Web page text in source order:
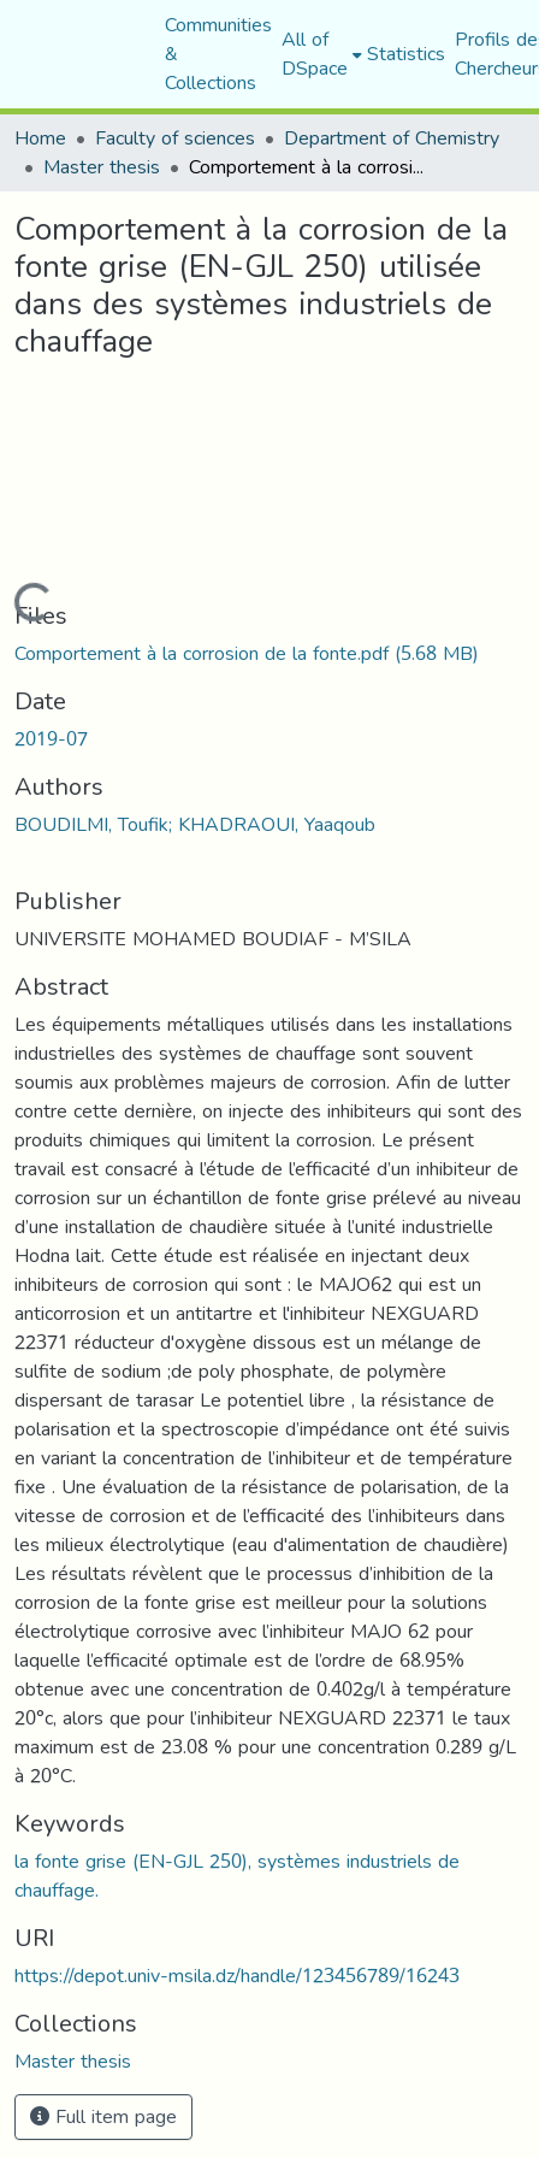
Communities
&
Collections
All of
DSpace Statistics Profils
Home
Faculty of sciences Department of Chemistry
Master thesis Comportement à la corrosion de la fonte grise (EN-GJL 250) utilisée dans des systèmes industriels de chauffage
Comportement à la corrosion de la
fonte grise (EN-GJL 250) utilisée
dans des systèmes industriels de
chauffage
Loading...
Files
Comportement à la corrosion de la fonte.pdf(5.68 MB)
Date
2019-07
Authors
BOUDILMI, Toufik; KHADRAOUI, Yaaqoub
Publisher
UNIVERSITE MOHAMED BOUDIAF - M’SILA
Abstract
Les équipements métalliques utilisés dans les installations
industrielles des systèmes de chauffage sont souvent
soumis aux problèmes majeurs de corrosion. Afin de lutter
contre cette dernière, on injecte des inhibiteurs qui sont des
produits chimiques qui limitent la corrosion. Le présent
travail est consacré à l’étude de l’efficacité d’un inhibiteur de
corrosion sur un échantillon de fonte grise prélevé au niveau
d’une installation de chaudière située à l’unité industrielle
Hodna lait. Cette étude est réalisée en injectant deux
inhibiteurs de corrosion qui sont : le MAJO62 qui est un
anticorrosion et un antitartre et l'inhibiteur NEXGUARD
22371 réducteur d'oxygène dissous est un mélange de
sulfite de sodium ;de poly phosphate, de polymère
dispersant de tarasar Le potentiel libre , la résistance de
polarisation et la spectroscopie d’impédance ont été suivis
en variant la concentration de l’inhibiteur et de température
fixe . Une évaluation de la résistance de polarisation, de la
vitesse de corrosion et de l’efficacité des l’inhibiteurs dans
les milieux électrolytique (eau d'alimentation de chaudière)
Les résultats révèlent que le processus d’inhibition de la
corrosion de la fonte grise est meilleur pour la solutions
électrolytique corrosive avec l’inhibiteur MAJO 62 pour
laquelle l’efficacité optimale est de l’ordre de 68.95%
obtenue avec une concentration de 0.402g/l à température
20°c, alors que pour l’inhibiteur NEXGUARD 22371 le taux
maximum est de 23.08 % pour une concentration 0.289 g/L
à 20°C.
Keywords
la fonte grise (EN-GJL 250), systèmes industriels de
chauffage.
URI
https://depot.univ-msila.dz/handle/123456789/16243
Collections
Master thesis
Full item page